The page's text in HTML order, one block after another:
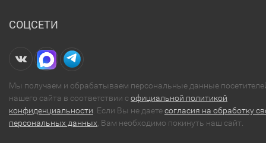
СОЦСЕТИ
Мы получаем и обрабатываем персональные данные
нашего сайта в соответствии софициальной политикой
конфиденциальности . Если Вы не даетесогласия на обработку
персональных данных , Вам необходимо покинуть наш сайт.